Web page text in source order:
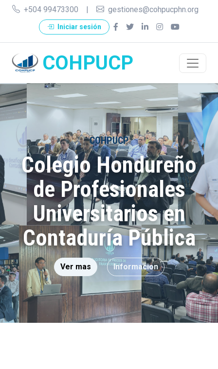
+504 99473300 | gestiones@cohpucphn.org
Iniciar sesión
COHPUCP
COHPUCP
Colegio Hondureño
de Profesionales
Universitarios en
Contaduría Pública
Ver mas Informacion